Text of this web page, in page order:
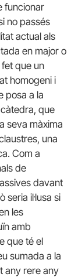
funcionar
no passés
actual als
en major o
que un
homogeni i
posa a la
que
seva màxima
una
Com a
de
davant
il·lusa si
les
amb
que té el
sumada a la
any rere any